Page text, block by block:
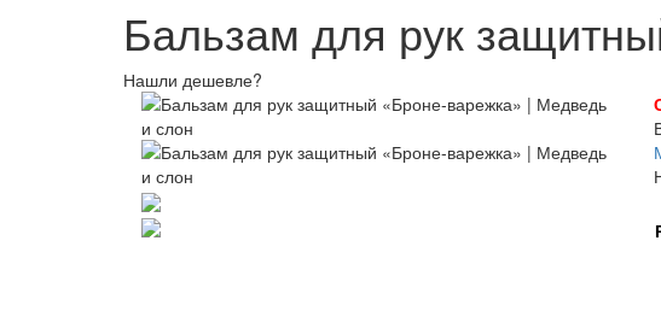
Бальзам для рук
Нашли дешевле?